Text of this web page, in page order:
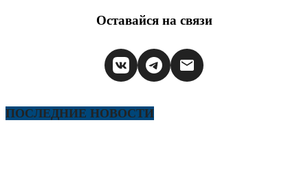
Оставайся на связи
ПОСЛЕДНИЕ НОВОСТИ